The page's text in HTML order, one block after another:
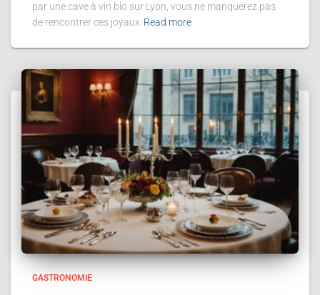
par une cave à vin bio sur Lyon, vous ne manquerez pas
de rencontrer ces joyaux Read more
GASTRONOMIE